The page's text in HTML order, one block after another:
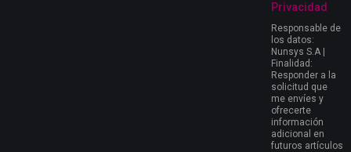
Privacidad
Responsable de
los datos:
Nunsys S.A |
Finalidad:
Responder a la
solicitud que
me envíes y
ofrecerte
información
adicional en
futuros artículos